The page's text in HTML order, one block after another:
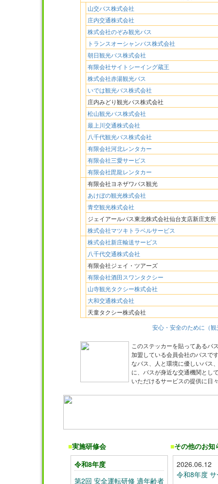
山交バス株式会社
庄内交通株式会社
株式会社のぞみ観光バス
トランスオーシャンバス株式会社
朝日観光バス株式会社
有限会社サイトシーイング蔵王
株式会社赤湯観光バス
いでは観光バス株式会社
庄内みどり観光バス株式会社
松山観光バス株式会社
最上川交通株式会社
八千代観光バス株式会社
有限会社河北レンタカー
有限会社三愛サービス
有限会社毘龍レンタカー
有限会社ヨネザワバス観光
あけぼの観光株式会社
青空観光株式会社
ジェイアールバス東北株式会社仙台支店新庄支所
株式会社マツキトラベルサービス
株式会社新庄輸送サービス
八千代交通株式会社
有限会社ジェイ・ツアーズ
有限会社酒田スワンタクシー
山寺観光タクシー株式会社
大和交通株式会社
天童タクシー株式会社
安心・安全のために（
このステッカーを貼ってあるバ
加盟している会員会社のバスで
なバス、人と環境に優しいバス
に、バスが身近な交通機関とし
いただけるサービスの提供に日
■実施研修会 ■その他のお知
令和8年度
第2回 安全運転研修 適年齢者
2026.06.12
令和8年度